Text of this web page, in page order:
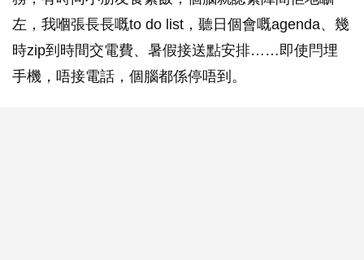
左，我嗰張長長嘅to do list，聽日個會嘅agenda、幾
時zip到時間交電費、暑假接送點安排……即使閂埋
手機，唔接電話，個腦都係停唔到。